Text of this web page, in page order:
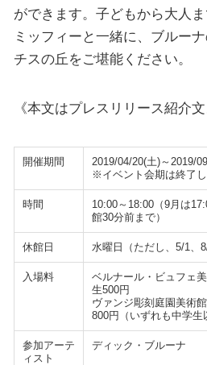
ができます。子どもから大人
ミッフィーと一緒に、ブルー
チスの丘をご堪能ください。
《本文はプレスリリース紹介文
開催期間
2019/04/20(土)～2019/
※イベント会期は終了
時間
10:00～18:00（9月は
館30分前まで）
休館日 水曜日（ただし、5/1、
入場料
ベルナール・ビュフェ
生500円
ヴァンジ彫刻庭園美術
800円（いずれも中学生
参加アーテ
ィスト
ディック・ブルーナ